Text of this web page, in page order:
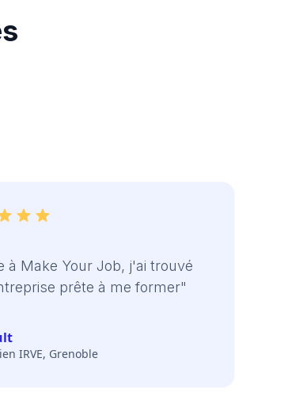
à Make Your Job, j'ai trouvé
prête à me former"
IRVE, Grenoble